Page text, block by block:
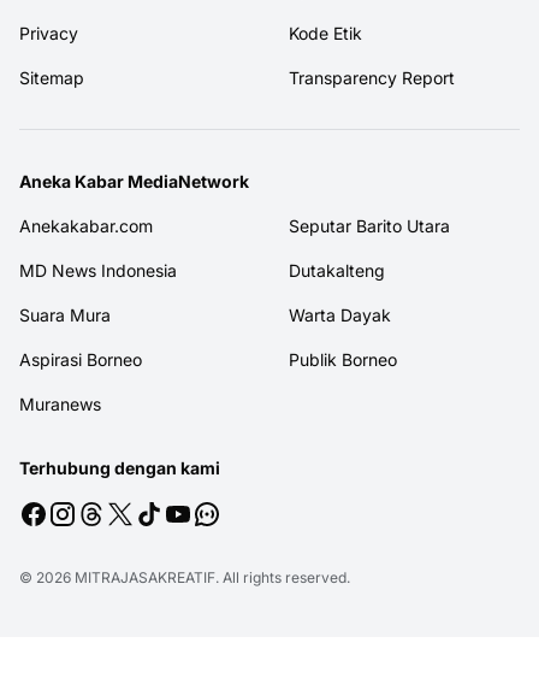
Privacy Kode Etik
Sitemap Transparency Report
Aneka Kabar MediaNetwork
Anekakabar.com Seputar Barito Utara
MD News Indonesia Dutakalteng
Suara Mura Warta Dayak
Aspirasi Borneo Publik Borneo
Muranews
Terhubung dengan kami
© 2026 MITRAJASAKREATIF. All rights reserved.